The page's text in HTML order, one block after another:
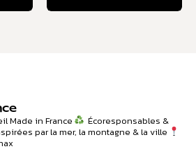
Made in France
Écoresponsables &
par la mer, la montagne & la ville